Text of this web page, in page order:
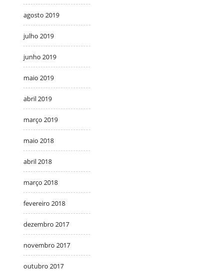
agosto 2019
julho 2019
junho 2019
maio 2019
abril 2019
março 2019
maio 2018
abril 2018
março 2018
fevereiro 2018
dezembro 2017
novembro 2017
outubro 2017